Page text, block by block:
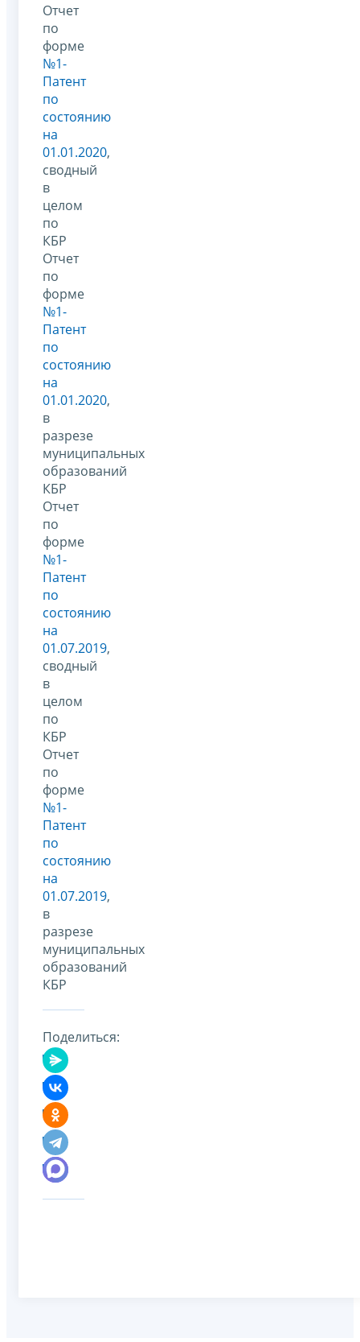
Отчет
по
форме
№1-
Патент
по
состоянию
на
01.01.2020,
сводный
в
целом
по
КБР
Отчет
по
форме
№1-
Патент
по
состоянию
на
01.01.2020,
в
разрезе
муниципальных
образований
КБР
Отчет
по
форме
№1-
Патент
по
состоянию
на
01.07.2019,
сводный
в
целом
по
КБР
Отчет
по
форме
№1-
Патент
по
состоянию
на
01.07.2019,
в
разрезе
муниципальных
образований
КБР
Поделиться: